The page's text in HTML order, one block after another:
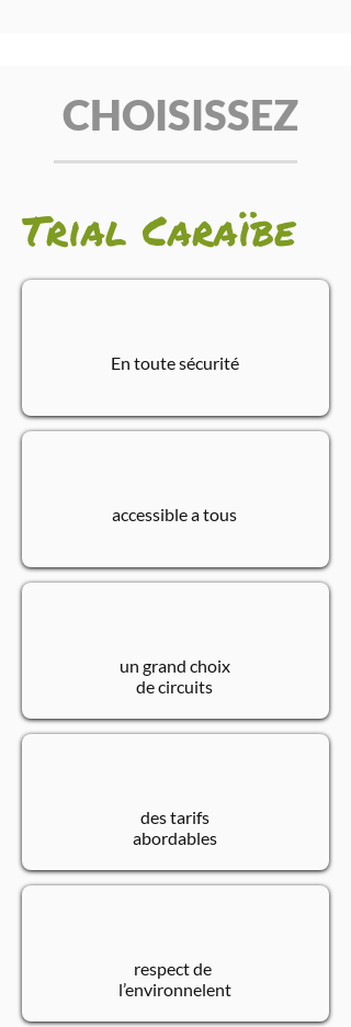
CHOISISSEZ
Trial Caraïbe
En toute sécurité
accessible a tous
un grand choix
de circuits
des tarifs
abordables
respect de
l’environnelent